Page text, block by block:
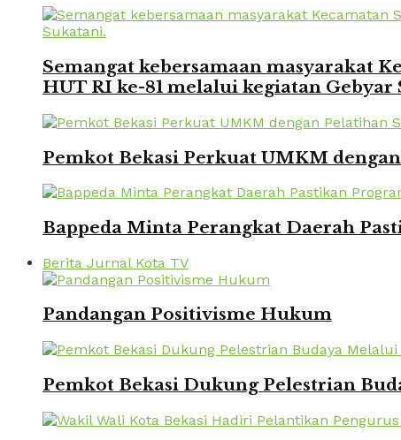
Semangat kebersamaan masyarakat
HUT RI ke-81 melalui kegiatan Gebyar
Pemkot Bekasi Perkuat UMKM
Bappeda Minta Perangkat Daerah
Berita Jurnal Kota TV
Pandangan Positivisme Hukum
Pemkot Bekasi Dukung Pelestrian